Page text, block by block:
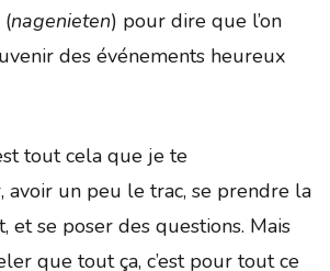
nagenieten) pour dire que l’on
des événements heureux
tout cela que je te
avoir un peu le trac, se prendre la
et se poser des questions. Mais
que tout ça, c’est pour tout ce